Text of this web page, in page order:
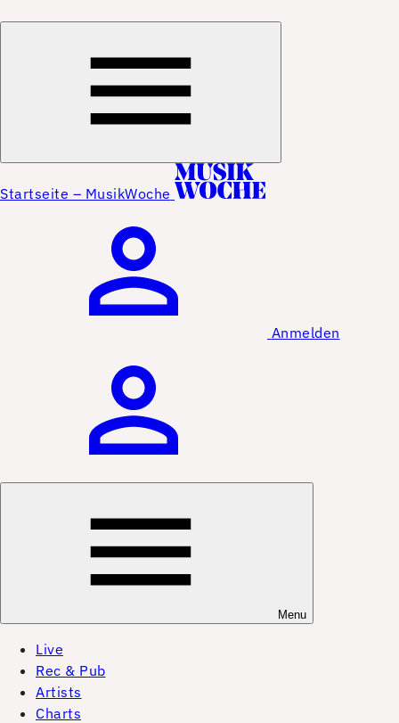
Startseite – MusikWoche
Anmelden
Menu
Live
Rec & Pub
Artists
Charts